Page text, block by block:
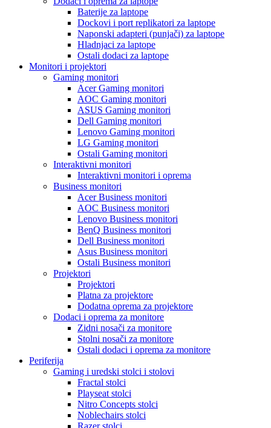
Baterije za laptope
Dockovi i port replikatori za laptope
Naponski adapteri (punjači) za laptope
Hladnjaci za laptope
Ostali dodaci za laptope
Monitori i projektori
Gaming monitori
Acer Gaming monitori
AOC Gaming monitori
ASUS Gaming monitori
Dell Gaming monitori
Lenovo Gaming monitori
LG Gaming monitori
Ostali Gaming monitori
Interaktivni monitori
Interaktivni monitori i oprema
Business monitori
Acer Business monitori
AOC Business monitori
Lenovo Business monitori
BenQ Business monitori
Dell Business monitori
Asus Business monitori
Ostali Business monitori
Projektori
Projektori
Platna za projektore
Dodatna oprema za projektore
Dodaci i oprema za monitore
Zidni nosači za monitore
Stolni nosači za monitore
Ostali dodaci i oprema za monitore
Periferija
Gaming i uredski stolci i stolovi
Fractal stolci
Playseat stolci
Nitro Concepts stolci
Noblechairs stolci
Razer stolci